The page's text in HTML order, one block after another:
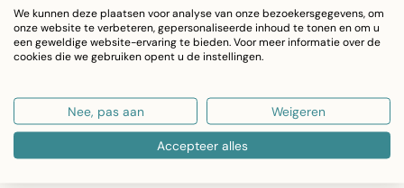
Kleur: Bruin met houtlook
Materiaal: PVC
Zelfklevend en gemakkelijk aan te brengen
2Lif Old Wood Zelfklevende Folie Mini Rol – Bruin
We kunnen deze plaatsen voor analyse van onze bezoekersgegevens, om
onze website te verbeteren, gepersonaliseerde inhoud te tonen en om u
een geweldige website-ervaring te bieden. Voor meer informatie over de
cookies die we gebruiken opent u de instellingen.
Nee, pas aan Weigeren
Accepteer alles